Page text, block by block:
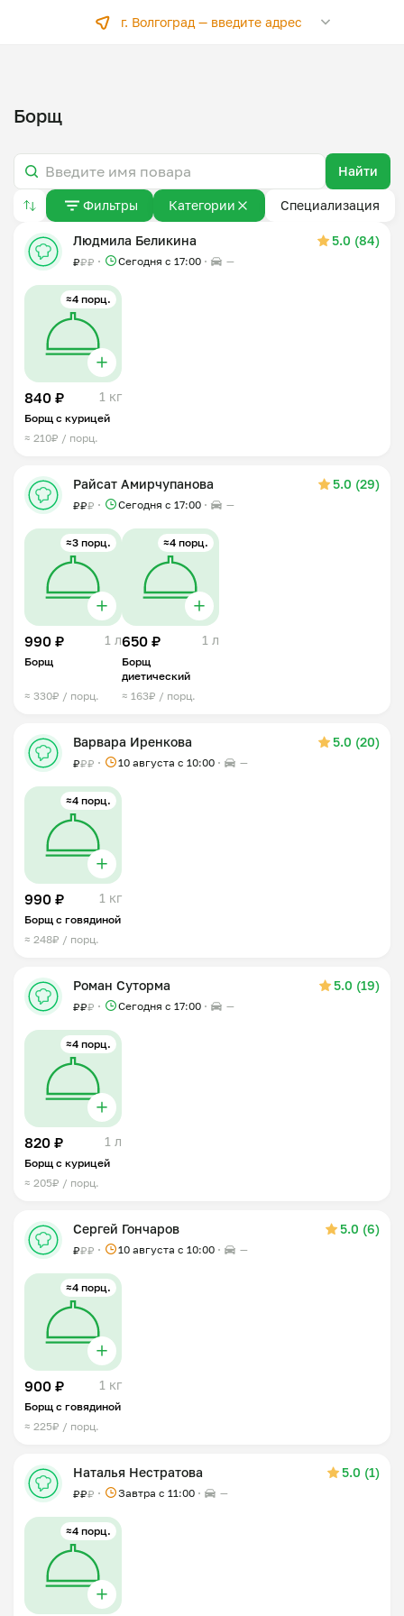
г. Волгоград —введите адрес
Борщ
Найти
Фильтры Категории Специализация
Людмила Беликина 5.0 (84)
₽₽₽ Сегодня с 17:00 —
≈4 порц.
840 ₽ 1 кг
Борщ с курицей
≈ 210₽ / порц.
Райсат Амирчупанова 5.0 (29)
₽₽₽ Сегодня с 17:00 —
≈3 порц.
990 ₽ 1 л
Борщ
≈ 330₽ / порц.
≈4 порц.
650 ₽ 1 л
Борщ
диетический
≈ 163₽ / порц.
Варвара Иренкова 5.0 (20)
₽₽₽ 10 августа с 10:00 —
≈4 порц.
990 ₽ 1 кг
Борщ с говядиной
≈ 248₽ / порц.
Роман Суторма 5.0 (19)
₽₽₽ Сегодня с 17:00 —
≈4 порц.
820 ₽ 1 л
Борщ с курицей
≈ 205₽ / порц.
Сергей Гончаров 5.0 (6)
₽₽₽ 10 августа с 10:00 —
≈4 порц.
900 ₽ 1 кг
Борщ с говядиной
≈ 225₽ / порц.
Наталья Нестратова 5.0 (1)
₽₽₽ Завтра c 11:00 —
≈4 порц.